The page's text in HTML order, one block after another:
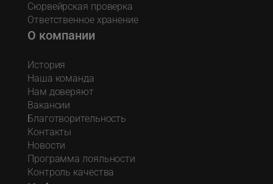
Сюрвейрская проверка
Ответственное хранение
О компании
История
Наша команда
Нам доверяют
Вакансии
Благотворительность
Контакты
Новости
Программа лояльности
Контроль качества